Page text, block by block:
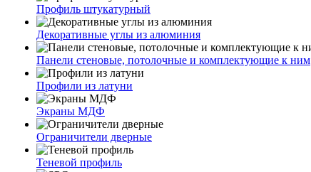
Профиль штукатурный
Декоративные углы из алюминия
Панели стеновые, потолочные и комплектующие к ним
Профили из латуни
Экраны МДФ
Ограничители дверные
Теневой профиль